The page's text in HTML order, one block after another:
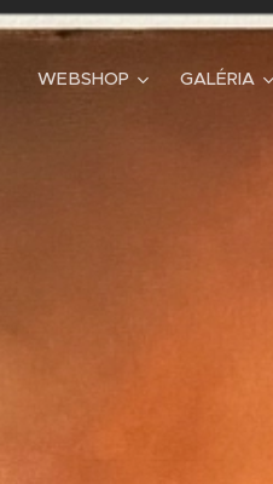
WEBSHOP GALÉRIA